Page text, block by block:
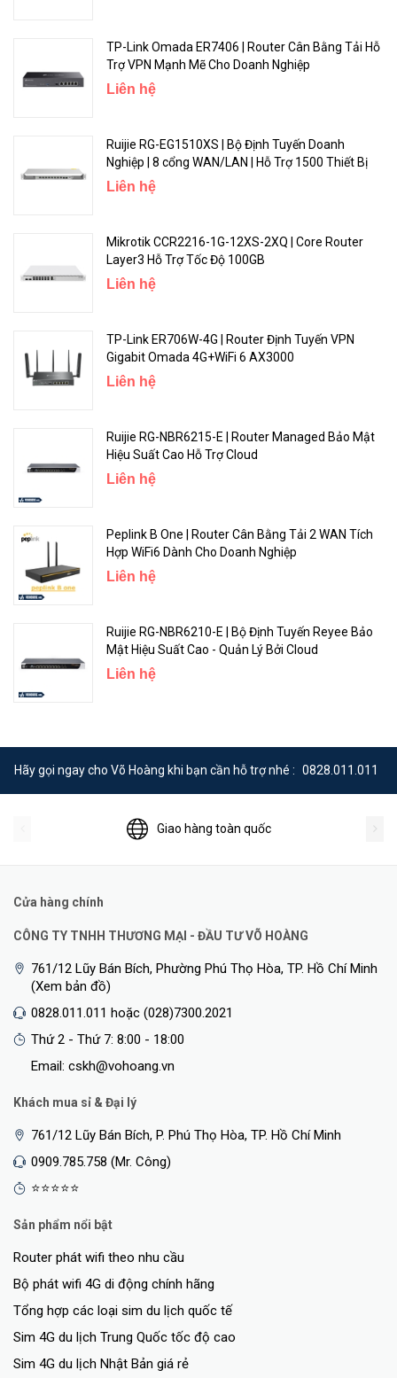
Max power consumption
without attachments
Passive
PoE in input Voltage 18-28 V
TP-Link Omada ER7406 | Router Cân Bằng Tải Hỗ
Trợ VPN Mạnh Mẽ Cho Doanh Nghiệp
Liên hệ
Ruijie RG-EG1510XS | Bộ Định Tuyến Doanh
Nghiệp | 8 cổng WAN/LAN | Hỗ Trợ 1500 Thiết Bị
Liên hệ
Mikrotik CCR2216-1G-12XS-2XQ | Core Router
Layer3 Hỗ Trợ Tốc Độ 100GB
Liên hệ
TP-Link ER706W-4G | Router Định Tuyến VPN
Gigabit Omada 4G+WiFi 6 AX3000
Liên hệ
Ruijie RG-NBR6215-E | Router Managed Bảo Mật
Hiệu Suất Cao Hỗ Trợ Cloud
Liên hệ
Peplink B One | Router Cân Bằng Tải 2 WAN Tích
Hợp WiFi6 Dành Cho Doanh Nghiệp
Liên hệ
Ruijie RG-NBR6210-E | Bộ Định Tuyến Reyee Bảo
Mật Hiệu Suất Cao - Quản Lý Bởi Cloud
Liên hệ
Hãy gọi ngay cho Võ Hoàng khi bạn cần hỗ trợ nhé : 0828.011.011
Giao hàng toàn quốc
Cửa hàng chính
CÔNG TY TNHH THƯƠNG MẠI - ĐẦU TƯ VÕ HOÀNG
761/12 Lũy Bán Bích, Phường Phú Thọ Hòa, TP. Hồ Chí Minh
(Xem bản đồ)
0828.011.011 hoặc (028)7300.2021
Thứ 2 - Thứ 7: 8:00 - 18:00
Email: cskh@vohoang.vn
Khách mua sỉ & Đại lý
761/12 Lũy Bán Bích, P. Phú Thọ Hòa, TP. Hồ Chí Minh
0909.785.758 (Mr. Công)
⭐⭐⭐⭐⭐
Sản phẩm nổi bật
Router phát wifi theo nhu cầu
Bộ phát wifi 4G di động chính hãng
Tổng hợp các loại sim du lịch quốc tế
Sim 4G du lịch Trung Quốc tốc độ cao
Sim 4G du lịch Nhật Bản giá rẻ